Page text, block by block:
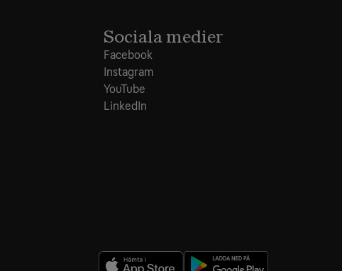
Sociala medier
Facebook
Instagram
YouTube
LinkedIn